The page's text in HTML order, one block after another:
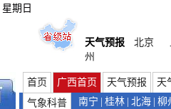
星期日
天气预报 北京
州
首页 广西首页 天气预报
天
气象科普
南宁 桂林 北海 柳